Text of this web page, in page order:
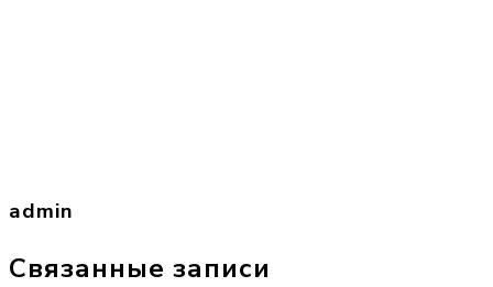
admin
Связанные записи